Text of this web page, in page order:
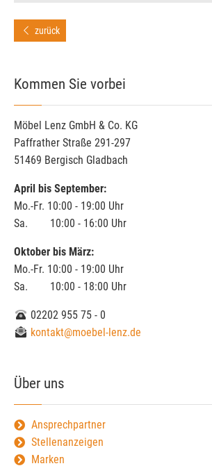
zurück
Kommen Sie vorbei
Möbel Lenz GmbH & Co. KG
Paffrather Straße 291-297
51469 Bergisch Gladbach
April bis September:
Mo.-Fr. 10:00 - 19:00 Uhr
Sa. 10:00 - 16:00 Uhr
Oktober bis März:
Mo.-Fr. 10:00 - 19:00 Uhr
Sa. 10:00 - 18:00 Uhr
02202 955 75 - 0
kontakt@moebel-lenz.de
Über uns
Ansprechpartner
Stellenanzeigen
Marken